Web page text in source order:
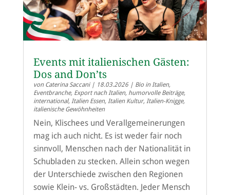
Events mit italienischen Gästen:
Dos and Don’ts
von Caterina Saccani| 18.03.2026| Bio in Italien,
Eventbranche, Export nach Italien, humorvolle Beiträge,
international, Italien Essen, Italien Kultur, Italien-Knigge,
italienische Gewöhnheiten
Nein, Klischees und Verallgemeinerungen
mag ich auch nicht. Es ist weder fair noch
sinnvoll, Menschen nach der Nationalität in
Schubladen zu stecken. Allein schon wegen
der Unterschiede zwischen den Regionen
sowie Klein- vs. Großstädten. Jeder Mensch